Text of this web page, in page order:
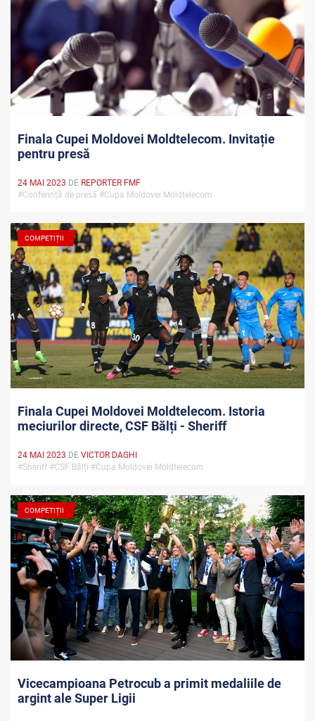
Finala Cupei Moldovei Moldtelecom. Invitație
pentru presă
24 MAI 2023 DE REPORTER FMF
#Conferință de presă #Cupa Moldovei Moldtelecom
COMPETIȚII
Finala Cupei Moldovei Moldtelecom. Istoria
meciurilor directe, CSF Bălți - Sheriff
24 MAI 2023 DE VICTOR DAGHI
#Sheriff #CSF Bălți #Cupa Moldovei Moldtelecom
COMPETIȚII
Vicecampioana Petrocub a primit medaliile de
argint ale Super Ligii